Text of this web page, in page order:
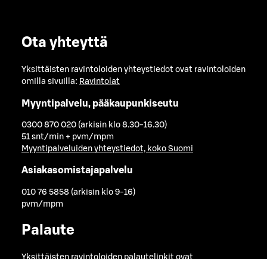
Ota yhteyttä
Yksittäisten ravintoloiden yhteystiedot ovat ravintoloiden
omilla sivuilla: Ravintolat
Myyntipalvelu, pääkaupunkiseutu
0300 870 020 (arkisin klo 8.30-16.30)
51 snt/min + pvm/mpm
Myyntipalveluiden yhteystiedot, koko Suomi
Asiakasomistajapalvelu
010 76 5858 (arkisin klo 9-16)
pvm/mpm
Palaute
Yksittäisten ravintoloiden palautelinkit ovat